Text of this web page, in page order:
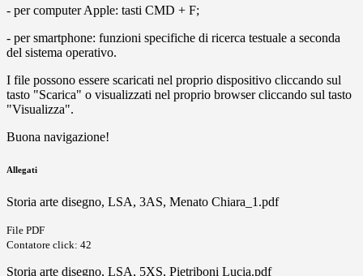
- per computer Apple: tasti CMD + F;
- per smartphone: funzioni specifiche di ricerca testuale a seconda
del sistema operativo.
I file possono essere scaricati nel proprio dispositivo cliccando sul
tasto "Scarica" o visualizzati nel proprio browser cliccando sul tasto
"Visualizza".
Buona navigazione!
Allegati
Storia arte disegno, LSA, 3AS, Menato Chiara_1.pdf
File PDF
Contatore click: 42
Storia arte disegno, LSA, 5XS, Pietriboni Lucia.pdf